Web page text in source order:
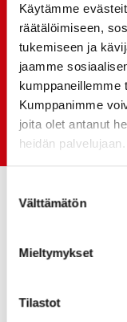
Käytämme
räätälöimiseen,
tukemiseen ja
jaamme
kumppaneillemme
Kumppanimme
joita olet antanut
heidän palvelujaan.
valinta
Välttämätön
Mieltymykset
Tilastot
Rinta-
Early Bird-